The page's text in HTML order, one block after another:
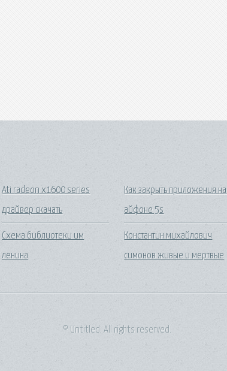
Ati radeon x1600 series
драйвер скачать
Схема библиотеки им
ленина
Как закрыть приложения на
айфоне 5s
Константин михайлович
симонов живые и мертвые
© Untitled. All rights reserved.